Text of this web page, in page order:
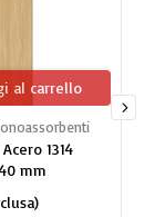
al carrello
Acero 1314
mm